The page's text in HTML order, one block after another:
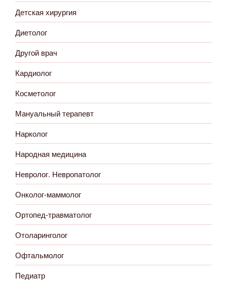
Детская хирургия
Диетолог
Другой врач
Кардиолог
Косметолог
Мануальный терапевт
Нарколог
Народная медицина
Невролог. Невропатолог
Онколог-маммолог
Ортопед-травматолог
Отоларинголог
Офтальмолог
Педиатр